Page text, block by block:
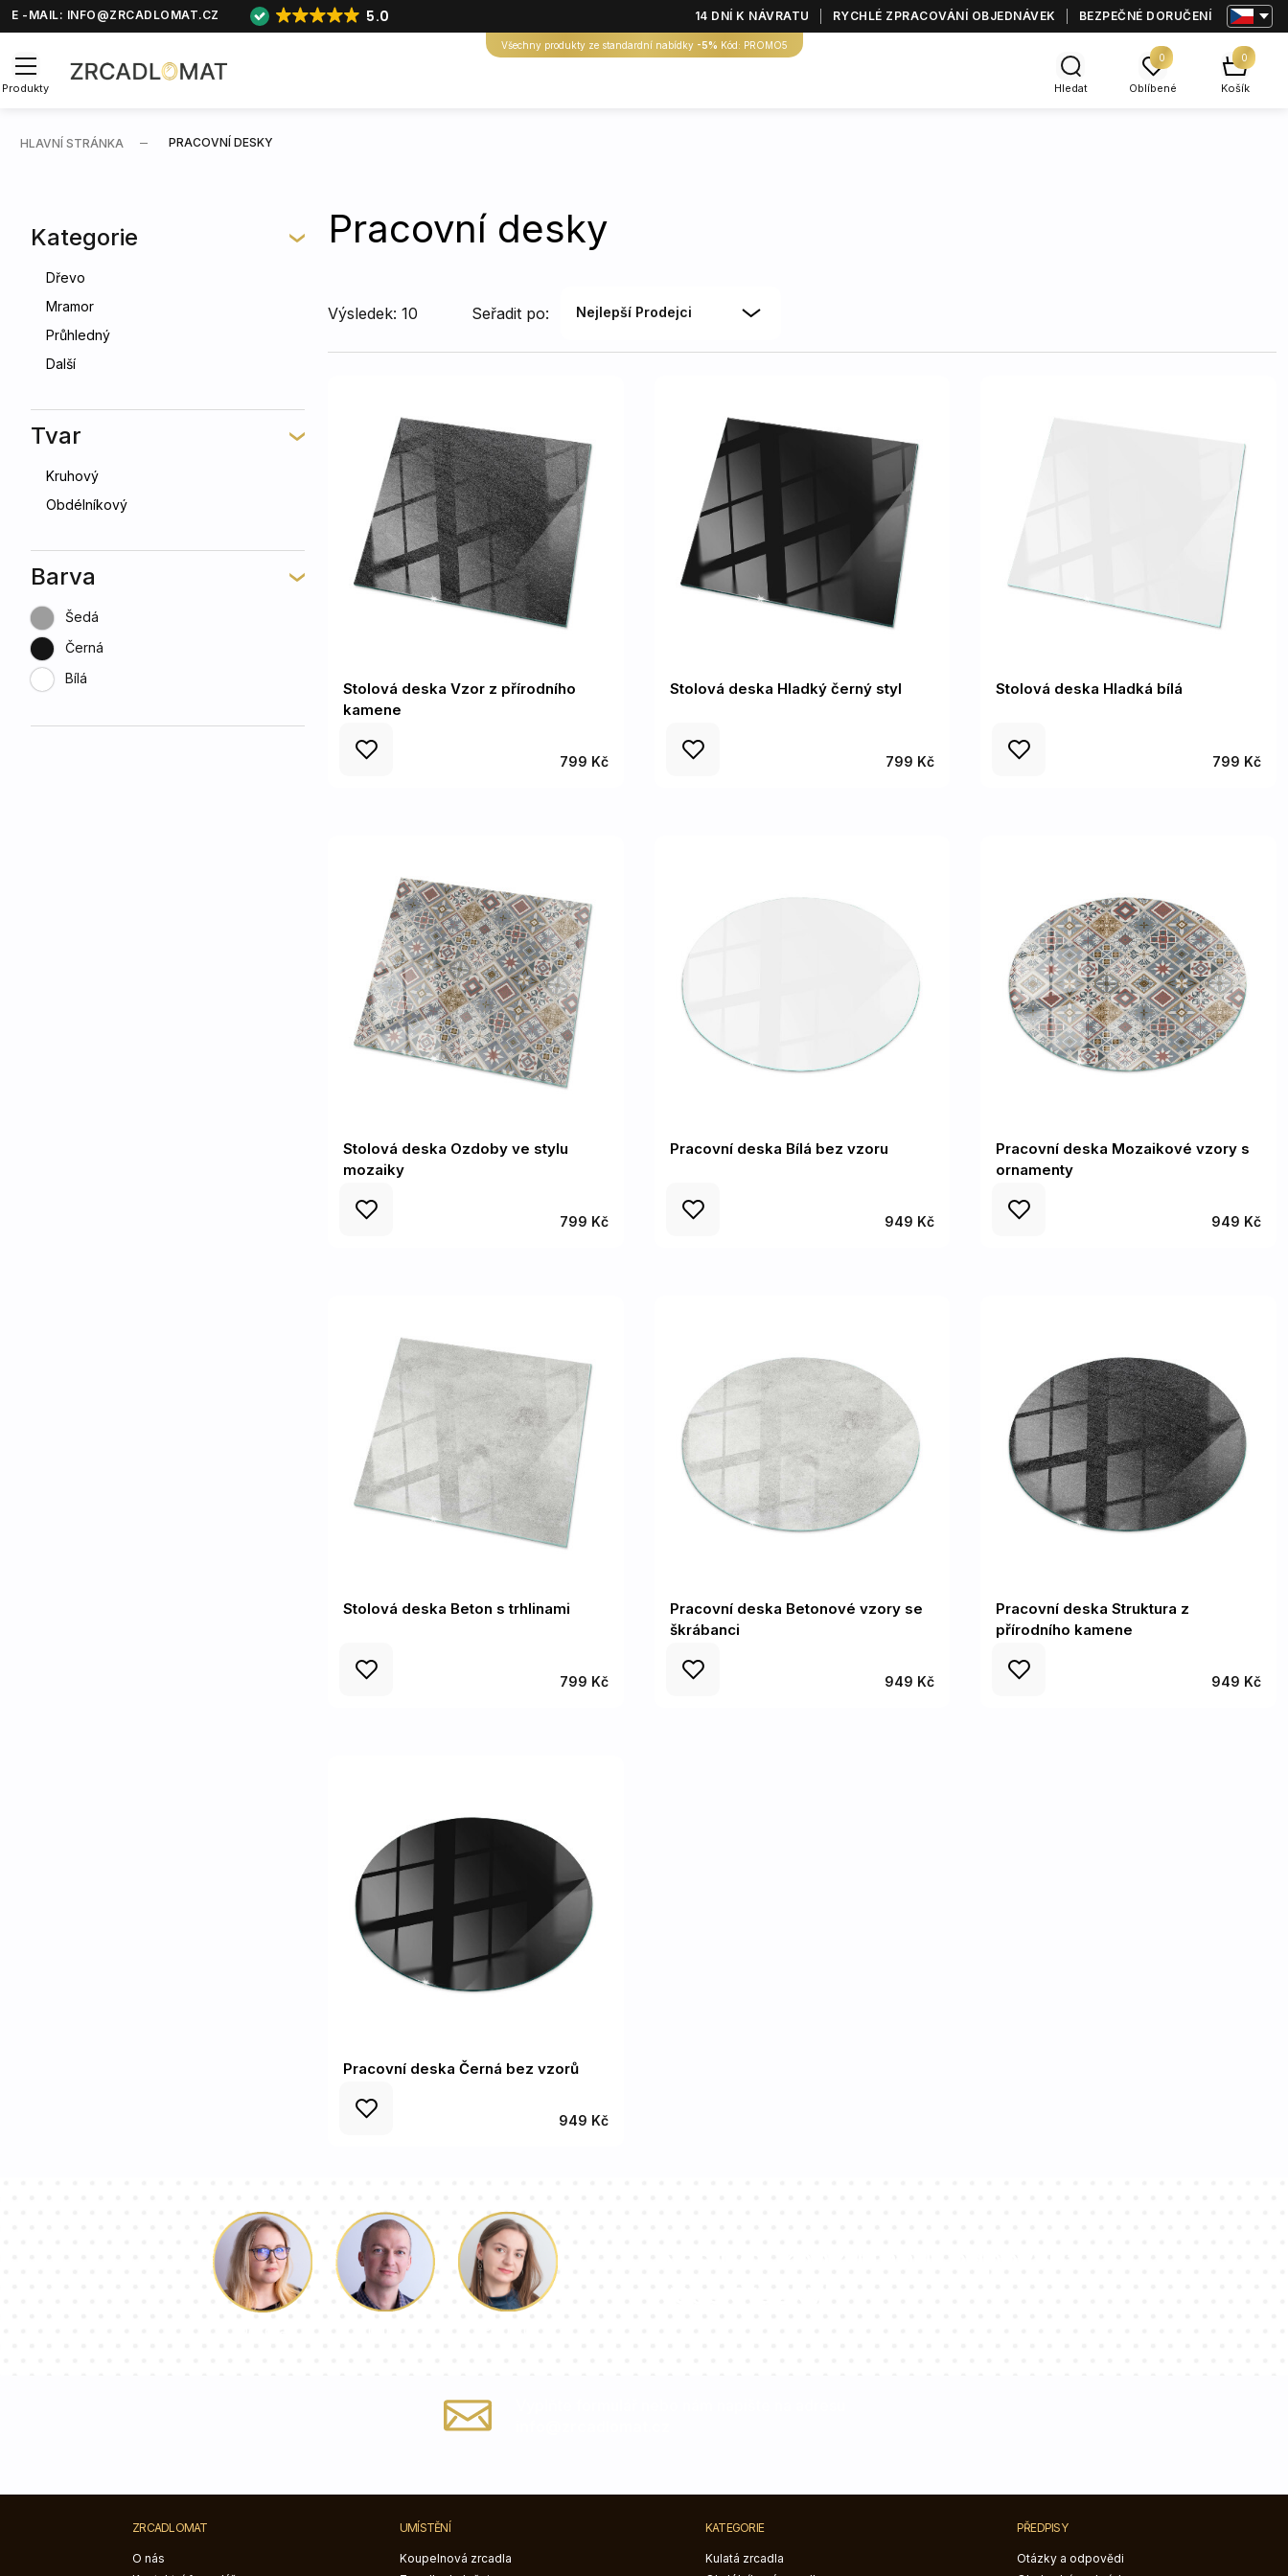
E -MAIL: INFO@ZRCADLOMAT.CZ 5.0 14 DNÍ K NÁVRATU RYCHLÉ ZPRACOVÁNÍ OBJEDNÁVEK BEZPEČNÉ DORUČENÍ
Všechny produkty ze standardní nabídky -5% Kód: PROMO5
Produkty Hledat
0
Oblíbené
0
Košík
HLAVNÍ STRÁNKA PRACOVNÍ DESKY
Kategorie
Dřevo
Mramor
Průhledný
Další
Tvar
Kruhový
Obdélníkový
Barva
Šedá
Černá
Bílá
Pracovní desky
Výsledek: 10 Seřadit po: Nejlepší Prodejci
Stolová deska Vzor z přírodního
kamene
799 Kč
Stolová deska Hladký černý styl
799 Kč
Stolová deska Hladká bílá
799 Kč
Stolová deska Ozdoby ve stylu
mozaiky
799 Kč
Pracovní deska Bílá bez vzoru
949 Kč
Pracovní deska Mozaikové vzory s
ornamenty
949 Kč
Stolová deska Beton s trhlinami
799 Kč
Pracovní deska Betonové vzory se
škrábanci
949 Kč
Pracovní deska Struktura z
přírodního kamene
949 Kč
Pracovní deska Černá bez vzorů
949 Kč
ZRCADLOMAT
O nás
UMÍSTĚNÍ
Koupelnová zrcadla
KATEGORIE
Kulatá zrcadla
PŘEDPISY
Otázky a odpovědi